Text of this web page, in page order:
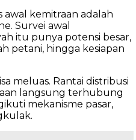
awal kemitraan adalah
Survei awal
itu punya potensi besar,
petani, hingga kesiapan
meluas. Rantai distribusi
langsung terhubung
mekanisme pasar,